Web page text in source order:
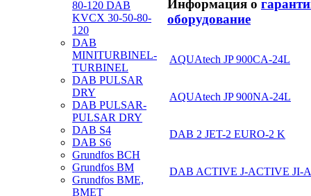
80-120 DAB
KVCX 30-50-80-
120
DAB
MINITURBINEL-
TURBINEL
DAB PULSAR
DRY
DAB PULSAR-
PULSAR DRY
DAB S4
DAB S6
Grundfos BCH
Grundfos BM
Grundfos BME,
BMET
Информация о
оборудование
AQUAtech JP 900CA-24L
AQUAtech JP 900NA-24L
DAB 2 JET-2 EURO-2 K
DAB ACTIVE J-ACTIVE JI-